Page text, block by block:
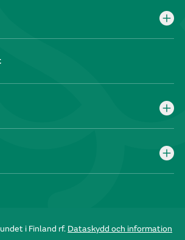
i Finland rf. Dataskydd och information